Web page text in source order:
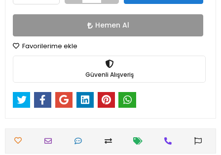
Hemen Al
Favorilerime ekle
Güvenli Alışveriş